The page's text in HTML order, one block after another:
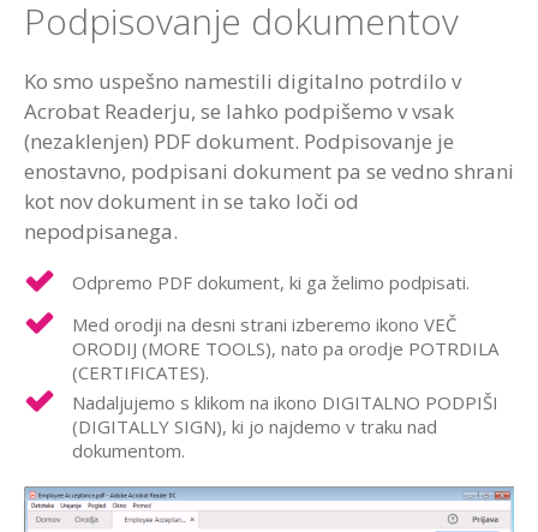
Podpisovanje dokumentov
Ko smo uspešno namestili digitalno potrdilo v
Acrobat Readerju, se lahko podpišemo v vsak
(nezaklenjen) PDF dokument. Podpisovanje je
enostavno, podpisani dokument pa se vedno shrani
kot nov dokument in se tako loči od
nepodpisanega.
Odpremo PDF dokument, ki ga želimo podpisati.
Med orodji na desni strani izberemo ikono VEČ
ORODIJ (MORE TOOLS), nato pa orodje POTRDILA
(CERTIFICATES).
Nadaljujemo s klikom na ikono DIGITALNO PODPIŠI
(DIGITALLY SIGN), ki jo najdemo v traku nad
dokumentom.